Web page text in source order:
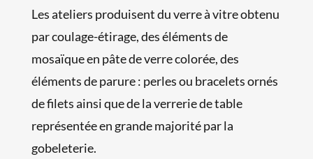
Les ateliers produisent du verre à vitre obtenu
par coulage-étirage, des éléments de
mosaïque en pâte de verre colorée, des
éléments de parure : perles ou bracelets ornés
de filets ainsi que de la verrerie de table
représentée en grande majorité par la
gobeleterie.